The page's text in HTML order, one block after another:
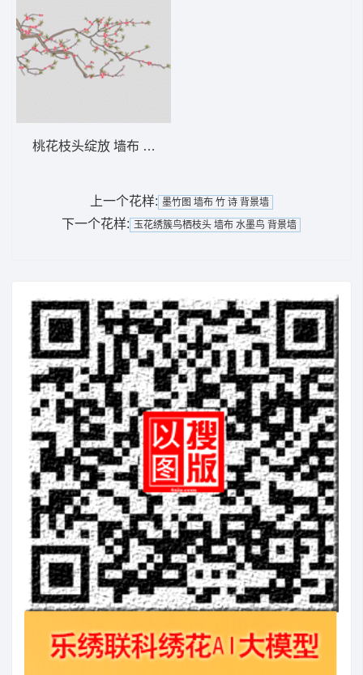
桃花枝头绽放 墙布 鸟语花香 背景墙
上一个花样: 墨竹图 墙布 竹 诗 背景墙
下一个花样: 玉花绣簇鸟栖枝头 墙布 水墨鸟 背景墙